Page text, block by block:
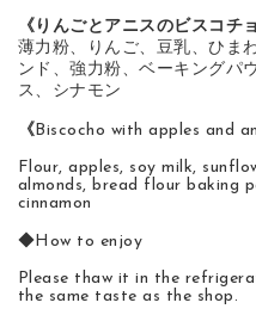
《りんごとアニスのビスコチョ
薄力粉、りんご、豆乳、ひま
ンド、強力粉、ベーキングパ
ス、シナモン
《Biscocho with apples and
Flour, apples, soy milk,
almonds, bread flour baking
cinnamon
◆How to enjoy
Please thaw it in the
the same taste as the shop.